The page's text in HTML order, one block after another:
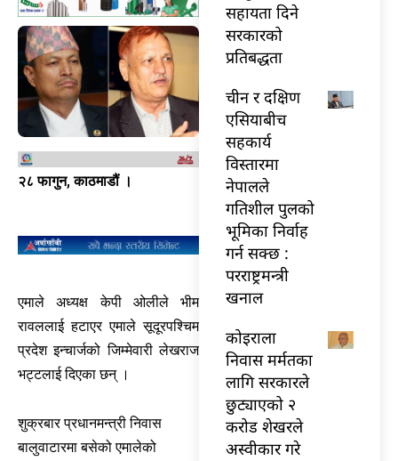
२८ फागुन, काठमाडौं ।
एमाले अध्यक्ष केपी ओलीले भीम
रावललाई हटाएर एमाले सूदूरपश्चिम
प्रदेश इन्चार्जको जिम्मेवारी लेखराज
भट्टलाई दिएका छन् ।
शुक्रबार प्रधानमन्त्री निवास
बालुवाटारमा बसेको एमालेको
सहायता दिने
सरकारको
प्रतिबद्धता
चीन र दक्षिण
एसियाबीच
सहकार्य
विस्तारमा
नेपालले
गतिशील पुलको
भूमिका निर्वाह
गर्न सक्छ :
परराष्ट्रमन्त्री
खनाल
कोइराला
निवास मर्मतका
लागि सरकारले
छुट्याएको २
करोड शेखरले
अस्वीकार गरे